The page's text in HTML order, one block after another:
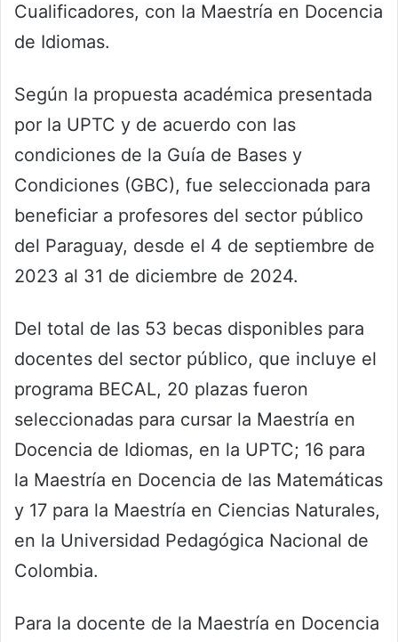
Cualificadores, con la Maestría en Docencia
de Idiomas.
Según la propuesta académica presentada
por la UPTC y de acuerdo con las
condiciones de la Guía de Bases y
Condiciones (GBC), fue seleccionada para
beneficiar a profesores del sector público
del Paraguay, desde el 4 de septiembre de
2023 al 31 de diciembre de 2024.
Del total de las 53 becas disponibles para
docentes del sector público, que incluye el
programa BECAL, 20 plazas fueron
seleccionadas para cursar la Maestría en
Docencia de Idiomas, en la UPTC; 16 para
la Maestría en Docencia de las Matemáticas
y 17 para la Maestría en Ciencias Naturales,
en la Universidad Pedagógica Nacional de
Colombia.
Para la docente de la Maestría en Docencia